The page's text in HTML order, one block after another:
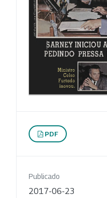
PDF
Publicado
2017-06-23